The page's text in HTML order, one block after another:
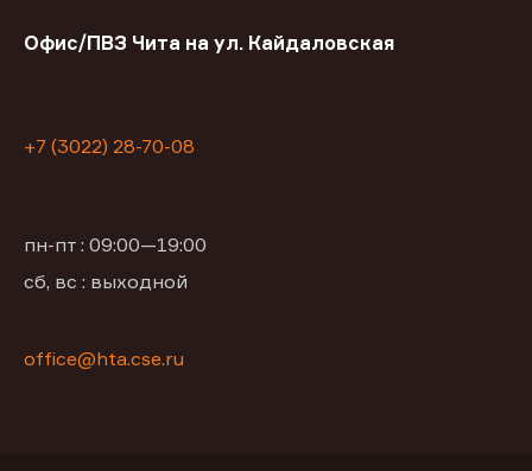
Офис/ПВЗ Чита на ул. Кайдаловская
+7 (3022) 28-70-08
пн-пт : 09:00—19:00
сб, вс : выходной
office@hta.cse.ru